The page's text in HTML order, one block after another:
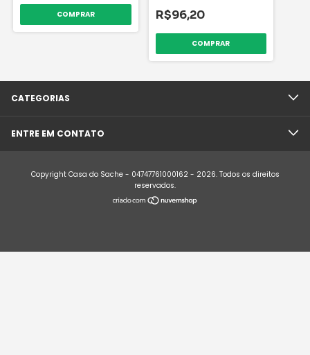
R$96,20
CATEGORIAS
ENTRE EM CONTATO
Copyright Casa do Sache - 04747761000162 - 2026. Todos os direitos
reservados.